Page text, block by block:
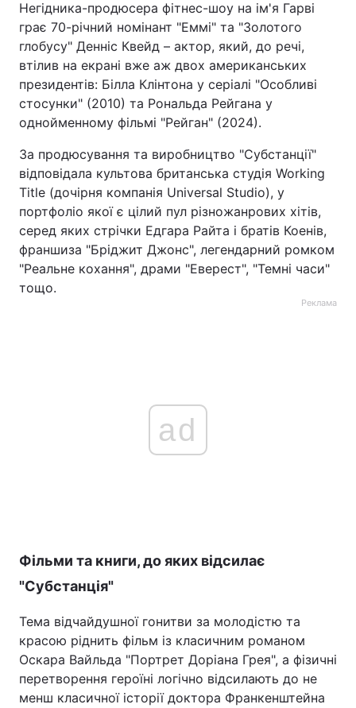
Негідника-продюсера фітнес-шоу на ім'я Гарві
грає 70-річний номінант "Еммі" та "Золотого
глобусу" Денніс Квейд – актор, який, до речі,
втілив на екрані вже аж двох американських
президентів: Білла Клінтона у серіалі "Особливі
стосунки" (2010) та Рональда Рейгана у
однойменному фільмі "Рейган" (2024).
За продюсування та виробництво "Субстанції"
відповідала культова британська студія Working
Title (дочірня компанія Universal Studio), у
портфоліо якої є цілий пул різножанрових хітів,
серед яких стрічки Едгара Райта і братів Коенів,
франшиза "Бріджит Джонс", легендарний ромком
"Реальне кохання", драми "Еверест", "Темні часи"
тощо.
Реклама
ad
Фільми та книги, до яких відсилає
"Субстанція"
Тема відчайдушної гонитви за молодістю та
красою ріднить фільм із класичним романом
Оскара Вайльда "Портрет Доріана Грея", а фізичні
перетворення героїні логічно відсилають до не
менш класичної історії доктора Франкенштейна